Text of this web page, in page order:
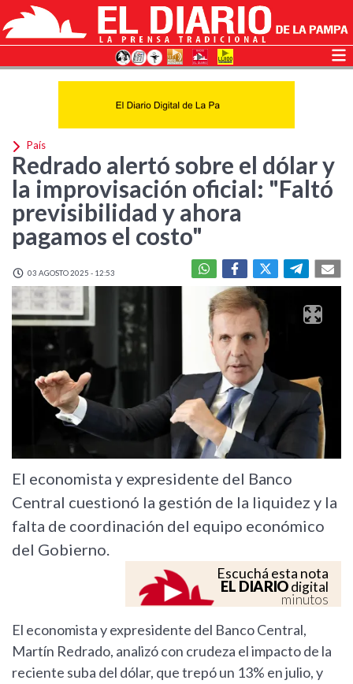
País
Redrado alertó sobre el dólar y
la improvisación oficial: "Faltó
previsibilidad y ahora
pagamos el costo"
03 AGOSTO 2025 - 12:53
El economista y expresidente del Banco
Central cuestionó la gestión de la liquidez y la
falta de coordinación del equipo económico
del Gobierno.
Escuchá esta nota
EL DIARIOdigital
minutos
El economista y expresidente del Banco Central,
Martín Redrado, analizó con crudeza el impacto de la
reciente suba del dólar, que trepó un 13% en julio, y